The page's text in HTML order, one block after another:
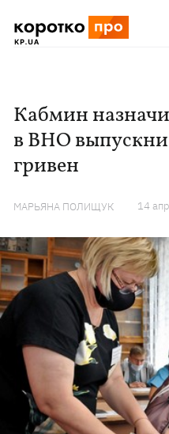
Кабмин
в ВНО
гривен
МАРЬЯНА ПОЛИЩУК 14